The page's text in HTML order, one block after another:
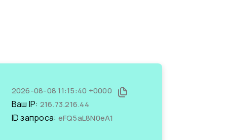
2026-08-08 11:15:40 +0000
Ваш IP: 216.73.216.44
ID запроса: eFQ5aL8N0eA1